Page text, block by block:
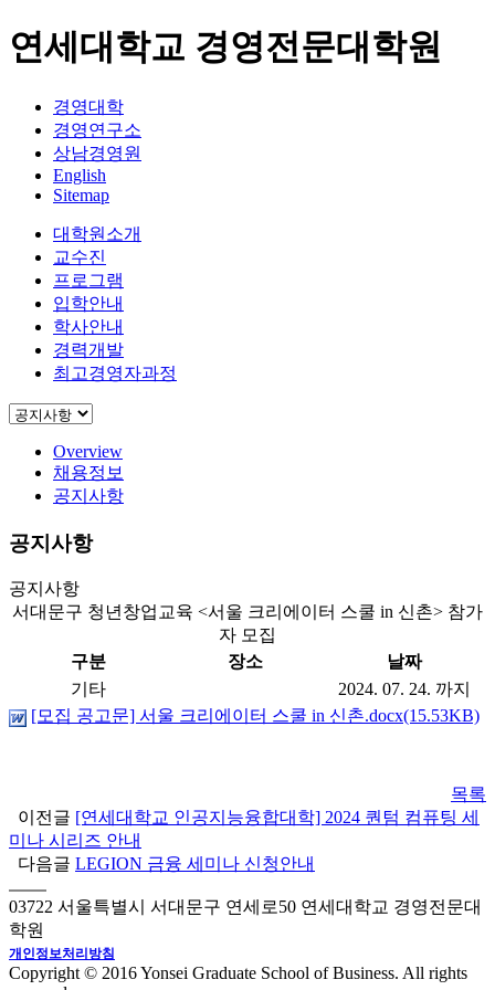
연세대학교 경영전문대학원
경영대학
경영연구소
상남경영원
English
Sitemap
대학원소개
교수진
프로그램
입학안내
학사안내
경력개발
최고경영자과정
Overview
채용정보
공지사항
공지사항
공지사항
서대문구 청년창업교육 <서울 크리에이터 스쿨 in 신촌> 참가
자 모집
구분
장소
날짜
기타
2024. 07. 24. 까지
[모집 공고문] 서울 크리에이터 스쿨 in 신촌.docx(15.53KB)
목록
이전글 [연세대학교 인공지능융합대학] 2024 퀀텀 컴퓨팅 세
미나 시리즈 안내
다음글 LEGION 금융 세미나 신청안내
03722 서울특별시 서대문구 연세로50 연세대학교 경영전문대
학원
개인정보처리방침
Copyright © 2016 Yonsei Graduate School of Business. All rights